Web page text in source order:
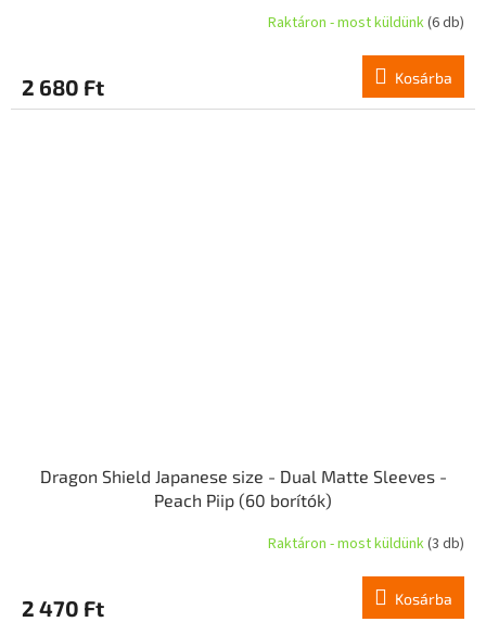
Raktáron - most küldünk(6 db)
2 680 Ft Kosárba
Dragon Shield Japanese size - Dual Matte Sleeves -
Peach Piip (60 borítók)
Raktáron - most küldünk(3 db)
2 470 Ft Kosárba